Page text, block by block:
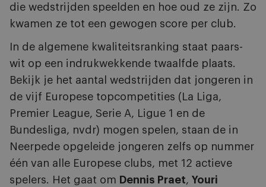
die wedstrijden speelden en hoe oud ze zijn. Zo
kwamen ze tot een gewogen score per club.
In de algemene kwaliteitsranking staat paars-
wit op een indrukwekkende twaalfde plaats.
Bekijk je het aantal wedstrijden dat jongeren in
de vijf Europese topcompetities (La Liga,
Premier League, Serie A, Ligue 1 en de
Bundesliga, nvdr) mogen spelen, staan de in
Neerpede opgeleide jongeren zelfs op nummer
één van alle Europese clubs, met 12 actieve
spelers. Het gaat om Dennis Praet, Youri